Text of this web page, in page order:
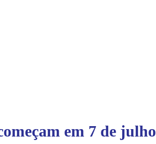
em 7 de julho